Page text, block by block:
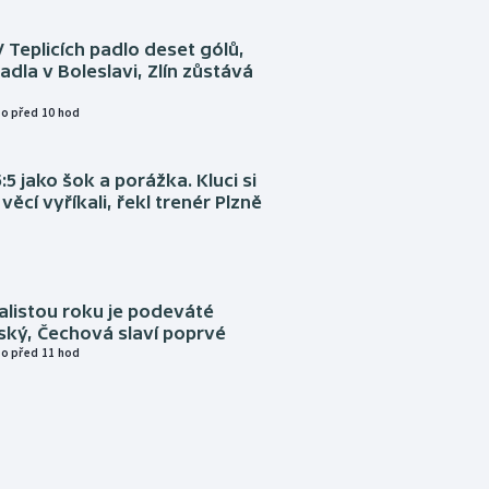
Teplicích padlo deset gólů,
v Boleslavi, Zlín zůstává
před 10 hod
jako šok a porážka. Kluci si
vyříkali, řekl trenér Plzně
roku je podeváté
Čechová slaví poprvé
před 11 hod